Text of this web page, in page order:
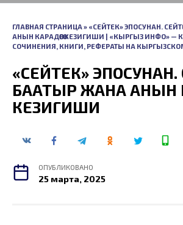
ГЛАВНАЯ СТРАНИЦА» «СЕЙТЕК» ЭПОСУНАН.
АНЫН КАРАДӨӨГӨ КЕЗИГИШИ | «КЫРГЫЗ ИНФО» —
СОЧИНЕНИЯ, КНИГИ, РЕФЕРАТЫ НА
«СЕЙТЕК» ЭПОСУНАН.
БААТЫР ЖАНА АНЫН
КЕЗИГИШИ
ОПУБЛИКОВАНО
25 марта, 2025